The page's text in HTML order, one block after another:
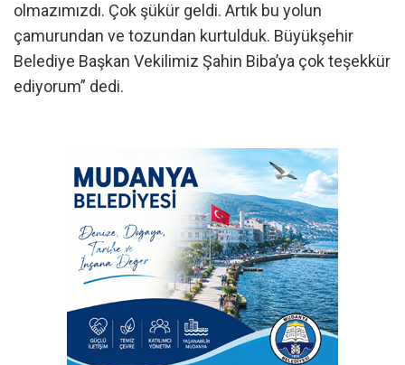
olmazımızdı. Çok şükür geldi. Artık bu yolun
çamurundan ve tozundan kurtulduk. Büyükşehir
Belediye Başkan Vekilimiz Şahin Biba’ya çok teşekkür
ediyorum” dedi.